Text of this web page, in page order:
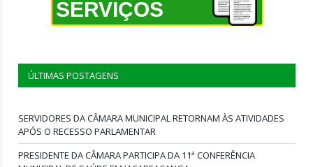
SERVIÇOS
ÚLTIMAS POSTAGENS
SERVIDORES DA CÂMARA MUNICIPAL RETORNAM ÀS ATIVIDADES
APÓS O RECESSO PARLAMENTAR
PRESIDENTE DA CÂMARA PARTICIPA DA 11ª CONFERÊNCIA